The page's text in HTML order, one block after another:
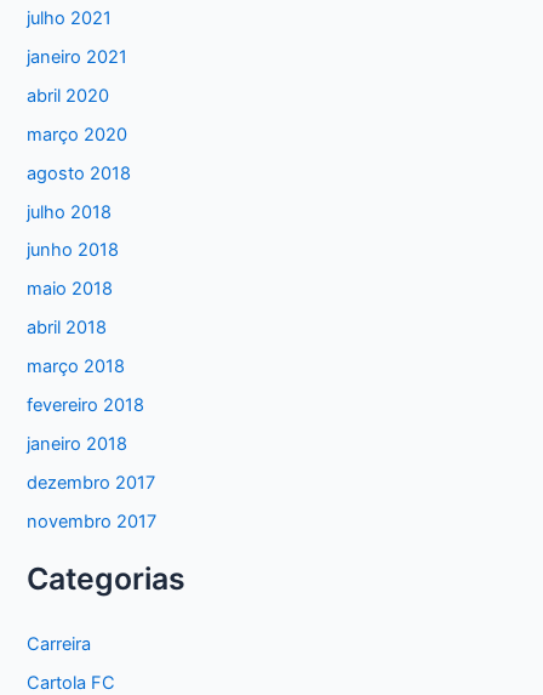
julho 2021
janeiro 2021
abril 2020
março 2020
agosto 2018
julho 2018
junho 2018
maio 2018
abril 2018
março 2018
fevereiro 2018
janeiro 2018
dezembro 2017
novembro 2017
Categorias
Carreira
Cartola FC